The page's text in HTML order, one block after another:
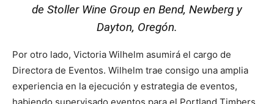
de Stoller Wine Group en Bend, Newberg y
Dayton, Oregón.
Por otro lado, Victoria Wilhelm asumirá el cargo de
Directora de Eventos. Wilhelm trae consigo una amplia
experiencia en la ejecución y estrategia de eventos,